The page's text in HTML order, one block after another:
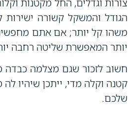
הגודל והמשקל קשורה
משהו קל יותר; אם אתם
יותר המאפשרת שליטה רחבה
חשוב לזכור שגם מצלמה כבדה
קטנה וקלה מדי, ייתכן שיהיו
שלכם.